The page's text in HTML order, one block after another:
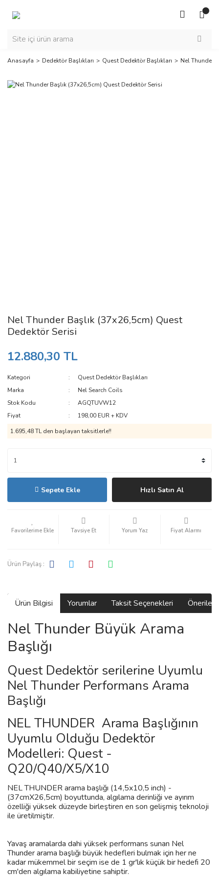
Anasayfa Dedektör Başlıkları Quest Dedektör Başlıkları Nel Thunder
Nel Thunder Başlık (37x26,5cm) Quest
Dedektör Serisi
12.880,30 TL
Kategori
Quest Dedektör Başlıkları
Marka
Nel Search Coils
Stok Kodu
AGQTUVW12
Fiyat
198,00 EUR + KDV
1.695,48 TL den başlayan taksitlerle!!
Sepete Ekle Hızlı Satın Al
Tavsiye Et Yorum Yaz Fiyat Alarmı
Ürün Paylaş :
Ürün Bilgisi Yorumlar Taksit Seçenekleri
Nel Thunder Büyük Arama
Başlığı
Quest Dedektör serilerine Uyumlu
Nel Thunder Performans Arama
Başlığı
NEL THUNDER Arama Başlığının
Uyumlu Olduğu Dedektör
Modelleri: Quest -
Q20/Q40/X5/X10
NEL THUNDERarama başlığı (14,5x10,5 inch) -
(37cmX26,5cm) boyuttunda, algılama derinliği ve ayırım
özelliği yüksek düzeyde birleştiren en son gelişmiş teknoloji
ile üretilmiştir.
Yavaş aramalarda dahi yüksek performans sunan Nel
Thunder arama başlığı büyük hedefleri bulmak için her ne
kadar mükemmel bir seçim ise de 1 gr'lık küçük bir hedefi 20
cm'den algılama kabiliyetine sahiptir.